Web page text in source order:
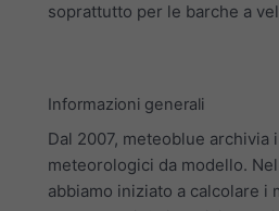
soprattutto per le barche a
Informazioni generali
Dal 2007, meteoblue archivia
meteorologici da modello.
abbiamo iniziato a calcolare i